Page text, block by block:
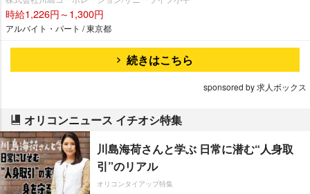
時給1,226円～1,300円
アルバイト・パート / 東京都
続きはこちら
sponsored by 求人ボックス
オリコンニュース イチオシ特集
川島海荷さんと学ぶ 日常に潜む“人身取
引”のリアル
オリコンタイアップ特集